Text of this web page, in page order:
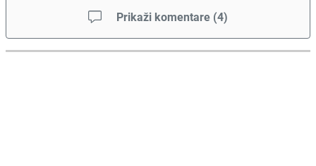
Prikaži komentare (4)